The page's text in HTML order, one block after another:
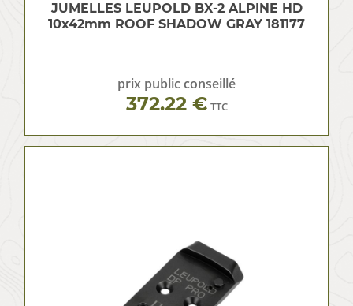
JUMELLES LEUPOLD BX-2 ALPINE HD
10x42mm ROOF SHADOW GRAY 181177
prix public conseillé
372.22 € TTC